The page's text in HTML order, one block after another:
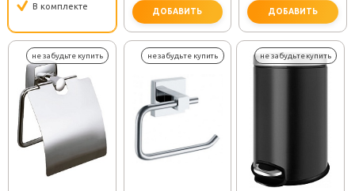
В комплекте
важно для установки
ДОБАВИТЬ
не
ДОБАВИТЬ